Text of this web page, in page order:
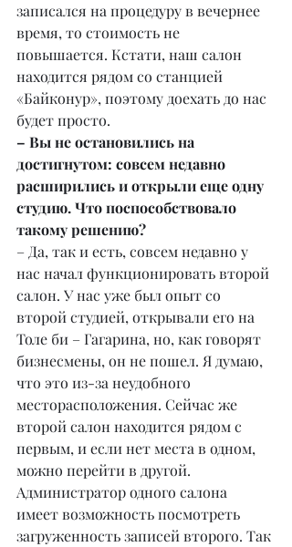
записался на процедуру в вечернее
время, то стоимость не
повышается. Кстати, наш салон
находится рядом со станцией
«Байконур», поэтому доехать до нас
будет просто.
– Вы не остановились на
достигнутом: совсем недавно
расширились и открыли еще одну
студию. Что поспособствовало
такому решению?
– Да, так и есть, совсем недавно у
нас начал функционировать второй
салон. У нас уже был опыт со
второй студией, открывали его на
Толе би – Гагарина, но, как говорят
бизнесмены, он не пошел. Я думаю,
что это из-за неудобного
месторасположения. Сейчас же
второй салон находится рядом с
первым, и если нет места в одном,
можно перейти в другой.
Администратор одного салона
имеет возможность посмотреть
загруженность записей второго. Так